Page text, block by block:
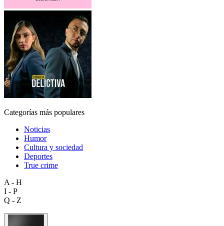
Categorías más populares
Noticias
Humor
Cultura y sociedad
Deportes
True crime
A - H
I - P
Q - Z